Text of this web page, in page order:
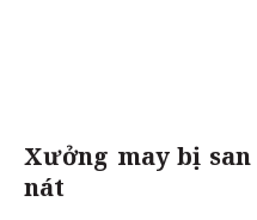
Xưởng may bị
nát